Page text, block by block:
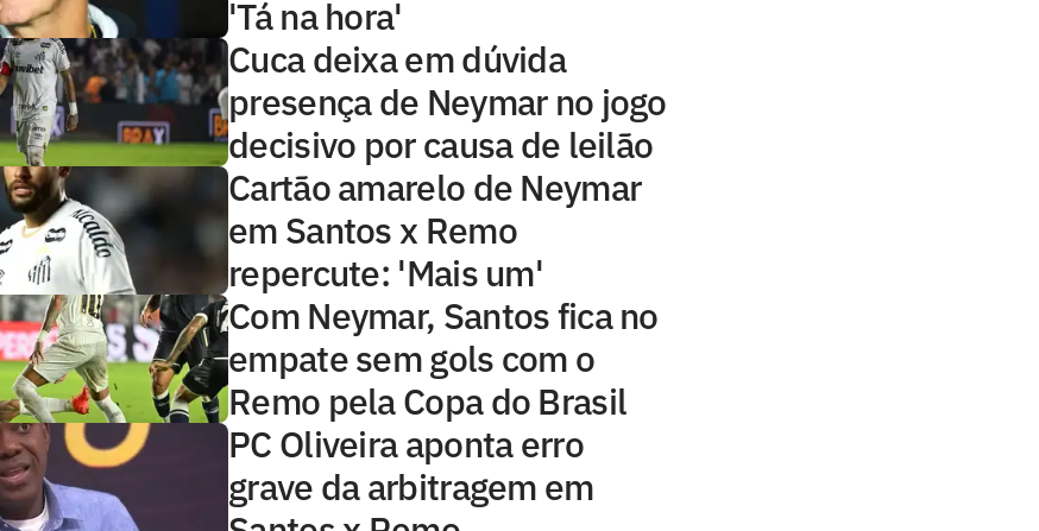
'Tá na hora'
Cuca deixa em dúvida
presença de Neymar no jogo
decisivo por causa de leilão
Cartão amarelo de Neymar
em Santos x Remo
repercute: 'Mais um'
Com Neymar, Santos fica no
empate sem gols com o
Remo pela Copa do Brasil
PC Oliveira aponta erro
grave da arbitragem em